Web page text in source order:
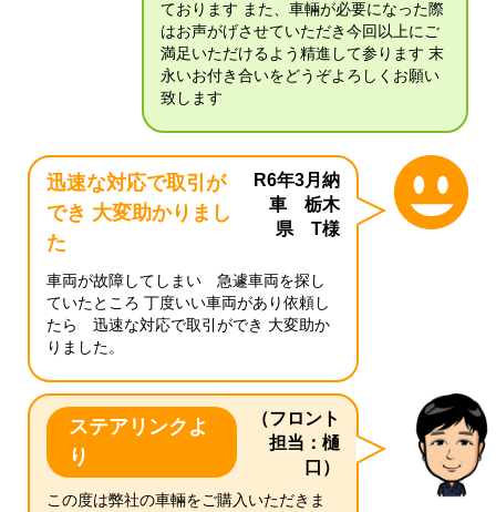
ております また、車輛が必要になった際
はお声がげさせていただき今回以上にご
満足いただけるよう精進して参ります 末
永いお付き合いをどうぞよろしくお願い
致します
迅速な対応で取引が
でき 大変助かりまし
た
R6年3月納
車 栃木
県 T様
車両が故障してしまい 急遽車両を探し
ていたところ 丁度いい車両があり依頼し
たら 迅速な対応で取引ができ 大変助か
りました。
ステアリンクよ
り
（フロント
担当：樋
口）
この度は弊社の車輛をご購入いただきま